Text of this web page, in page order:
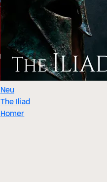
Neu
The Iliad
Homer